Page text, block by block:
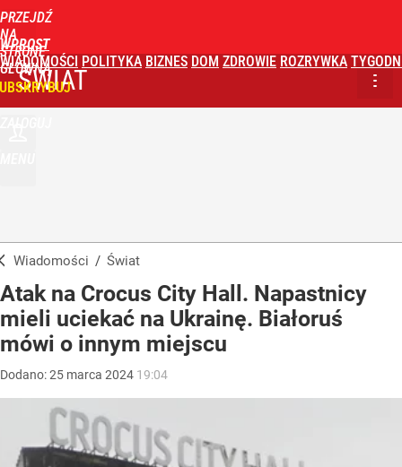
PRZEJDŹ
NA
STRONĘ
GŁÓWNĄ
WPROST
WIADOMOŚCI POLITYKA BIZNES DOM ZDROWIE ROZRYWKA
ŚWIAT
Wiadomości / Świat
Atak na Crocus City Hall. Napastnicy
mieli uciekać na Ukrainę. Białoruś
mówi o innym miejscu
Dodano:25 marca 2024 19:04